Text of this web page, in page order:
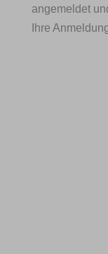
angemeldet
Ihre